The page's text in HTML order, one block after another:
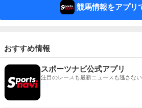
競馬情報をアプリ
おすすめ情報
スポーツナビ公式アプリ
注目のレースも最新ニュースも逃さない